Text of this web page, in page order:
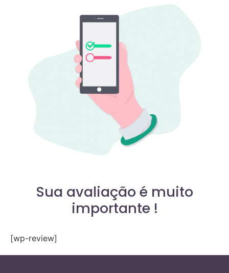
Sua avaliação é muito
importante !
[wp-review]